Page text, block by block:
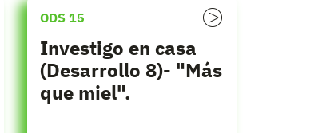
ODS 15
Investigo en casa
(Desarrollo 8)- "Más
que miel".